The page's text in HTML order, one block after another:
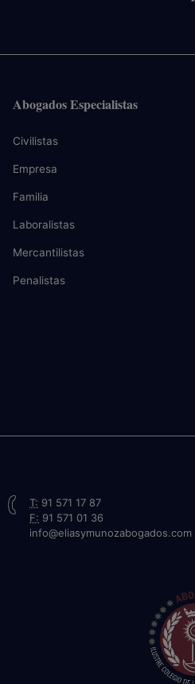
Abogados Especialistas
Civilistas
Empresa
Familia
Laboralistas
Mercantilistas
Penalistas
T: 91 571 17 87
F: 91 571 01 36
info@eliasymunozabogados.com